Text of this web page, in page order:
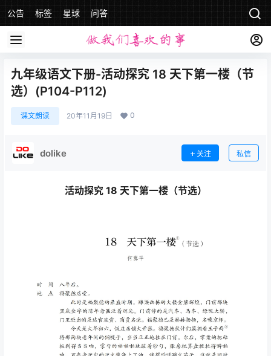
公告 标签 星球 问答
九年级语文下册-活动探究 18 天下第一楼（节
选）(P104-P112)
课文朗读 20年11月19日 0
dolike 关注 私信
活动探究 18 天下第一楼（节选）